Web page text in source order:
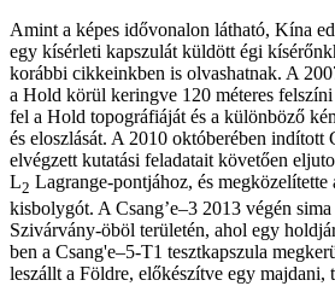
Amint a képes idővonalon látható, Kína
egy kísérleti kapszulát küldött égi
korábbi cikkeinkben is olvashatnak. A
a Hold körül keringve 120 méteres
fel a Hold topográfiáját és a különböző
és eloszlását. A 2010 októberében indított
elvégzett kutatási feladatait követően
L2 Lagrange-pontjához, és megközelítette
kisbolygót. A Csang’e–3 2013 végén
Szivárvány-öböl területén, ahol egy
ben a Csang'e–5-T1 tesztkapszula
leszállt a Földre, előkészítve egy majdani,